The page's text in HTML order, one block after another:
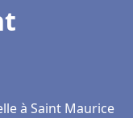
à Saint Maurice